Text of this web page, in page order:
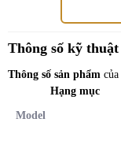
Thông số kỹ thuật
Thông số sản phẩm của
Hạng mục
Model